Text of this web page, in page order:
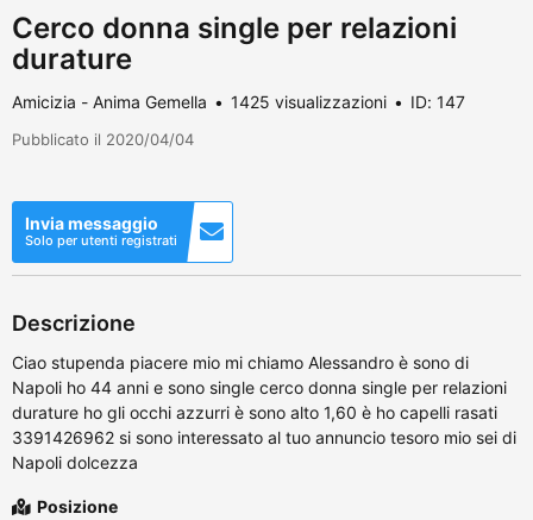
Cerco donna single per relazioni
durature
Amicizia - Anima Gemella 1425 visualizzazioni ID: 147
Pubblicato il 2020/04/04
Invia messaggio
Solo per utenti registrati
Descrizione
Ciao stupenda piacere mio mi chiamo Alessandro è sono di
Napoli ho 44 anni e sono single cerco donna single per relazioni
durature ho gli occhi azzurri è sono alto 1,60 è ho capelli rasati
3391426962 si sono interessato al tuo annuncio tesoro mio sei di
Napoli dolcezza
Posizione